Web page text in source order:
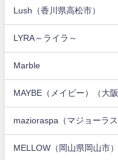
Lush（香川県高松市）
LYRA～ライラ～
Marble
MAYBE（メイビー）（大阪
mazioraspa（マジョーラ
MELLOW（岡山県岡山市）